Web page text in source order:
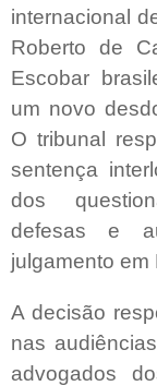
internacional
Roberto de
Escobar
um novo
O tribunal
sentença
dos
defesas e
julgamento em
A decisão
nas
advogados